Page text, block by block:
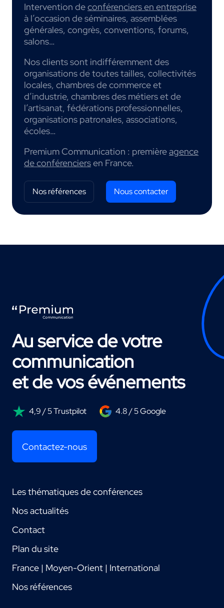
Intervention deconférenciers en entreprise
à l’occasion de séminaires, assemblées
générales, congrès, conventions, forums,
salons…
Nos clients sont indifféremment des
organisations de toutes tailles, collectivités
locales, chambres de commerce et
d’industrie, chambres des métiers et de
l’artisanat, fédérations professionnelles,
organisations patronales, associations,
écoles…
Premium Communication : premièreagence
de conférenciersen France.
Nos références Nous contacter
Au service de votre
communication
et de vos événements
4,9 / 5 Trustpilot 4.8 / 5 Google
Contactez-nous
Les thématiques de conférences
Nos actualités
Contact
Plan du site
France | Moyen-Orient | International
Nos références